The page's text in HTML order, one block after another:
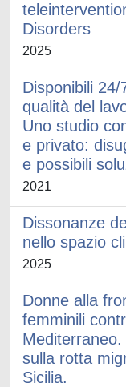
Disorders
2025
Disponibili
qualità del
Uno studio
e privato:
e possibili
2021
Dissonanze
nello spazio
2025
Donne alla
femminili
sulla rotta
Sicilia.